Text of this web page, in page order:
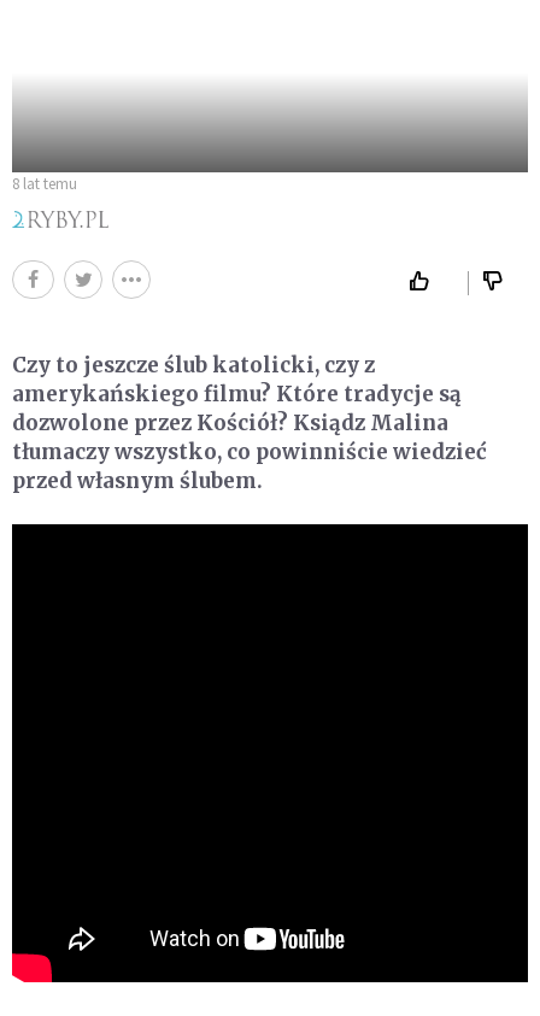
8 lat temu
Czy to jeszcze ślub katolicki, czy z
amerykańskiego filmu? Które tradycje są
dozwolone przez Kościół? Ksiądz Malina
tłumaczy wszystko, co powinniście wiedzieć
przed własnym ślubem.